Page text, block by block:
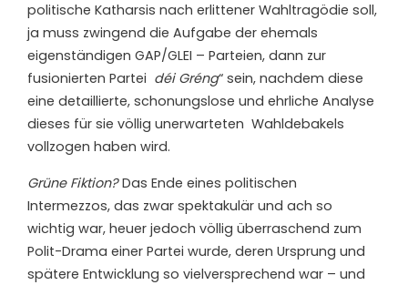
politische Katharsis nach erlittener Wahltragödie soll,
ja muss zwingend die Aufgabe der ehemals
eigenständigen GAP/GLEI – Parteien, dann zur
fusionierten Partei déi Gréng“ sein, nachdem diese
eine detaillierte, schonungslose und ehrliche Analyse
dieses für sie völlig unerwarteten Wahldebakels
vollzogen haben wird.
Grüne Fiktion?Das Ende eines politischen
Intermezzos, das zwar spektakulär und ach so
wichtig war, heuer jedoch völlig überraschend zum
Polit-Drama einer Partei wurde, deren Ursprung und
spätere Entwicklung so vielversprechend war – und